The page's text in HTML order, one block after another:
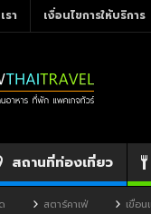
รา เงื่อนไขการให้บริการ
สถานที่ท่องเที่ยว
สตาร์คาเฟ่ เขื่อนแม่สรวย